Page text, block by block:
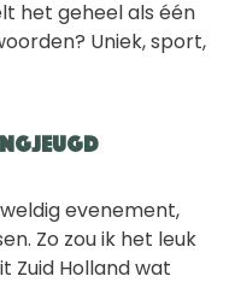
het geheel als één
Uniek, sport,
evenement,
Zo zou ik het leuk
Zuid Holland wat